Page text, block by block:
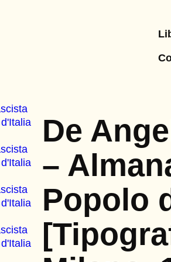
De
–
Popolo